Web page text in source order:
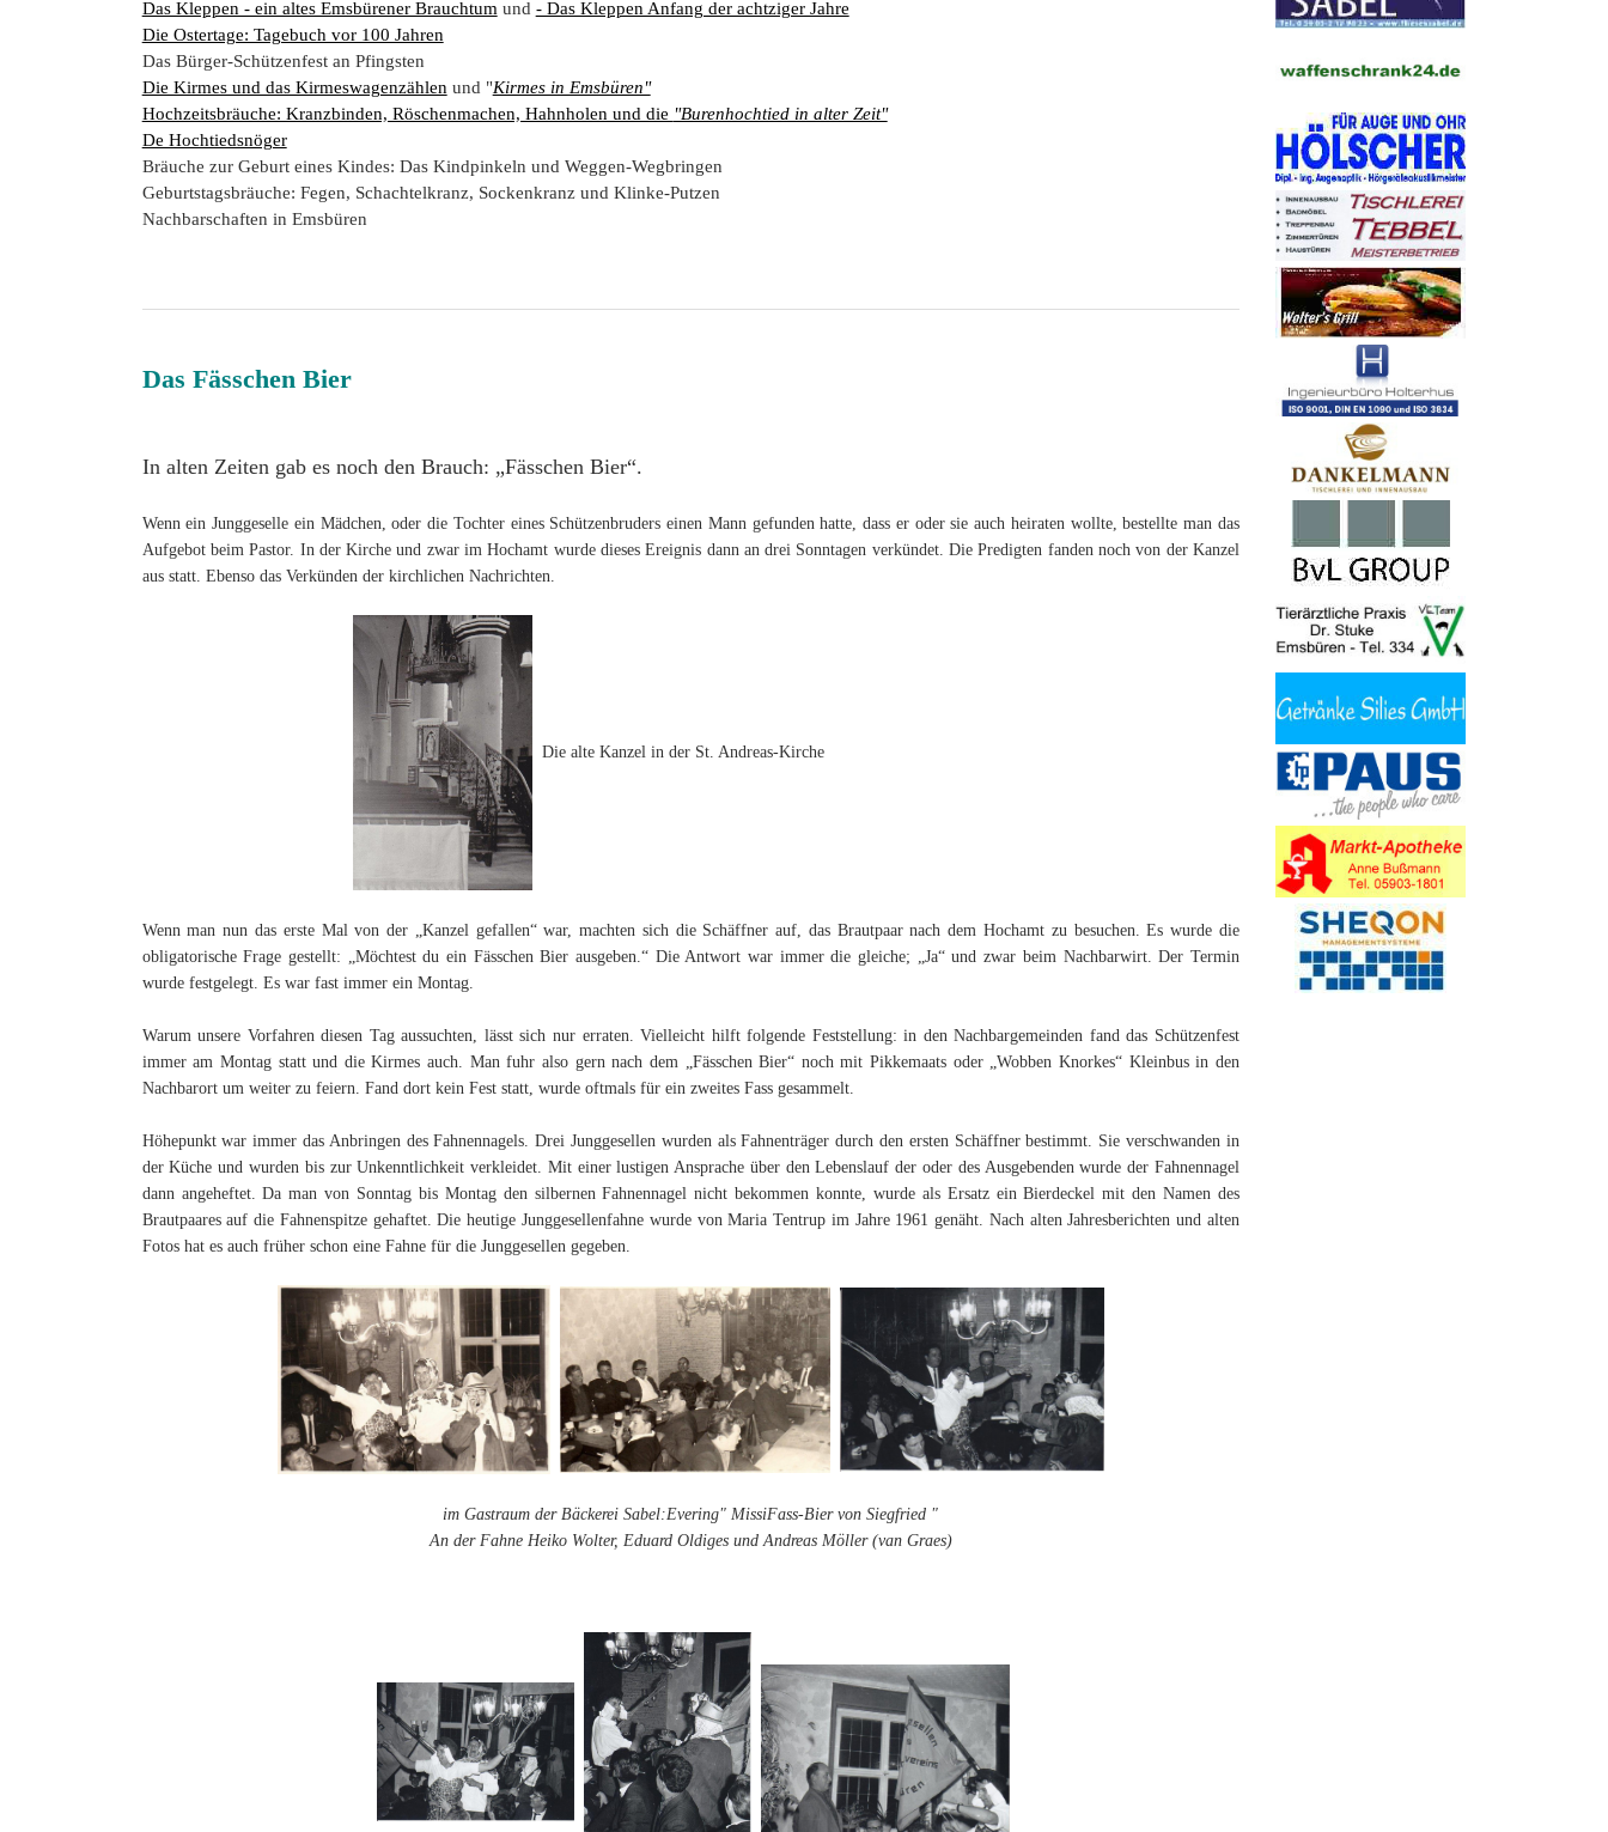
Das Kleppen - ein altes Emsbürener Brauchtum und - Das Kleppen Anfang der achtziger Jahre
Die Ostertage: Tagebuch vor 100 Jahren
Das Bürger-Schützenfest an Pfingsten
Die Kirmes und das Kirmeswagenzählen und "Kirmes in Emsbüren"
Hochzeitsbräuche: Kranzbinden, Röschenmachen, Hahnholen und die "Burenhochtied in alter Zeit"
De Hochtiedsnöger
Bräuche zur Geburt eines Kindes: Das Kindpinkeln und Weggen-Wegbringen
Geburtstagsbräuche: Fegen, Schachtelkranz, Sockenkranz und Klinke-Putzen
Nachbarschaften in Emsbüren
Das Fässchen Bier
In alten Zeiten gab es noch den Brauch: „Fässchen Bier“.
Wenn ein Junggeselle ein Mädchen, oder die Tochter eines Schützenbruders einen Mann gefunden hatte, dass er oder sie auch heiraten wollte, bestellte man das
Aufgebot beim Pastor. In der Kirche und zwar im Hochamt wurde dieses Ereignis dann an drei Sonntagen verkündet. Die Predigten fanden noch von der Kanzel
aus statt. Ebenso das Verkünden der kirchlichen Nachrichten.
Die alte Kanzel in der St. Andreas-Kirche
Wenn man nun das erste Mal von der „Kanzel gefallen“ war, machten sich die Schäffner auf, das Brautpaar nach dem Hochamt zu besuchen. Es wurde die
obligatorische Frage gestellt: „Möchtest du ein Fässchen Bier ausgeben.“ Die Antwort war immer die gleiche; „Ja“ und zwar beim Nachbarwirt. Der Termin
wurde festgelegt. Es war fast immer ein Montag.
Warum unsere Vorfahren diesen Tag aussuchten, lässt sich nur erraten. Vielleicht hilft folgende Feststellung: in den Nachbargemeinden fand das Schützenfest
immer am Montag statt und die Kirmes auch. Man fuhr also gern nach dem „Fässchen Bier“ noch mit Pikkemaats oder „Wobben Knorkes“ Kleinbus in den
Nachbarort um weiter zu feiern. Fand dort kein Fest statt, wurde oftmals für ein zweites Fass gesammelt.
Höhepunkt war immer das Anbringen des Fahnennagels. Drei Junggesellen wurden als Fahnenträger durch den ersten Schäffner bestimmt. Sie verschwanden in
der Küche und wurden bis zur Unkenntlichkeit verkleidet. Mit einer lustigen Ansprache über den Lebenslauf der oder des Ausgebenden wurde der Fahnennagel
dann angeheftet. Da man von Sonntag bis Montag den silbernen Fahnennagel nicht bekommen konnte, wurde als Ersatz ein Bierdeckel mit den Namen des
Brautpaares auf die Fahnenspitze gehaftet. Die heutige Junggesellenfahne wurde von Maria Tentrup im Jahre 1961 genäht. Nach alten Jahresberichten und alten
Fotos hat es auch früher schon eine Fahne für die Junggesellen gegeben.
im Gastraum der Bäckerei Sabel:Evering" MissiFass-Bier von Siegfried "
An der Fahne Heiko Wolter, Eduard Oldiges und Andreas Möller (van Graes)